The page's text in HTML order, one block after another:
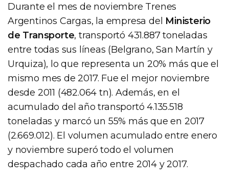
Durante el mes de noviembre Trenes
Argentinos Cargas, la empresa del Ministerio
de Transporte, transportó 431.887 toneladas
entre todas sus líneas (Belgrano, San Martín y
Urquiza), lo que representa un 20% más que el
mismo mes de 2017. Fue el mejor noviembre
desde 2011 (482.064 tn). Además, en el
acumulado del año transportó 4.135.518
toneladas y marcó un 55% más que en 2017
(2.669.012). El volumen acumulado entre enero
y noviembre superó todo el volumen
despachado cada año entre 2014 y 2017.